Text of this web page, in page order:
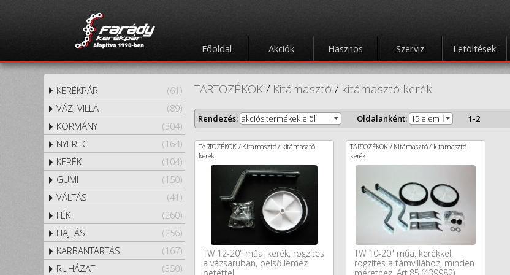
Főoldal Akciók Hasznos Szerviz Letöltések
(61)
KERÉKPÁR
(89)
VÁZ, VILLA
(304)
KORMÁNY
(164)
NYEREG
(104)
KERÉK
(150)
GUMI
(41)
VÁLTÁS
(260)
FÉK
(256)
HAJTÁS
(167)
KARBANTARTÁS
(350)
RUHÁZAT
TARTOZÉKOK/ Kitámasztó / kitámasztó kerék
Rendezés: akciós termékek elöl Oldalanként: 15 elem 1-2
TARTOZÉKOK / Kitámasztó / kitámasztó
kerék
TW 12-20" műa. kerék, rögzítés
a vázsaruban, belső lemez
TARTOZÉKOK / Kitámasztó / kitámasztó
kerék
TW 10-20" műa. kerékkel,
rögzítés a támvillához, minden